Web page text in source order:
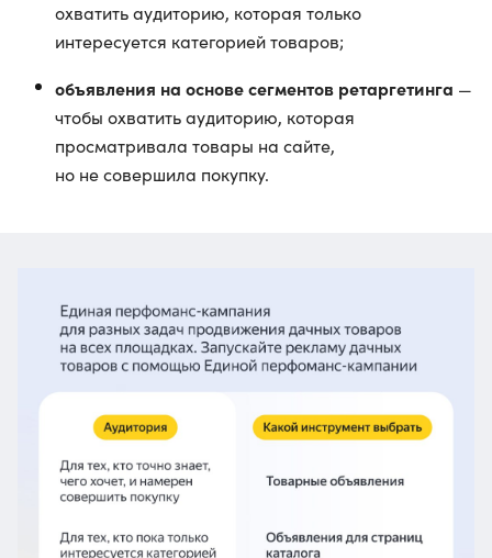
охватить аудиторию, которая только
интересуется категорией товаров;
объявления на основе сегментов ретаргетинга —
чтобы охватить аудиторию, которая
просматривала товары на сайте,
но не совершила покупку.